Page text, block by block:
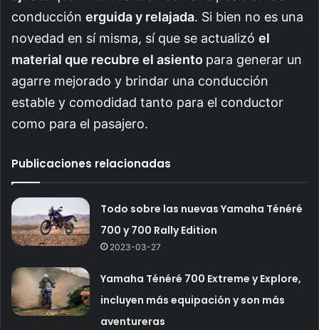
conducción erguida y relajada. Si bien no es una
novedad en sí misma, sí que se actualizó el
material que recubre el asiento para generar un
agarre mejorado y brindar una conducción
estable y comodidad tanto para el conductor
como para el pasajero.
Publicaciones relacionadas
Todo sobre las nuevas Yamaha Ténéré
700 y 700 Rally Edition
2023-03-27
Yamaha Ténéré 700 Extreme y Explore,
incluyen más equipación y son más
aventureras